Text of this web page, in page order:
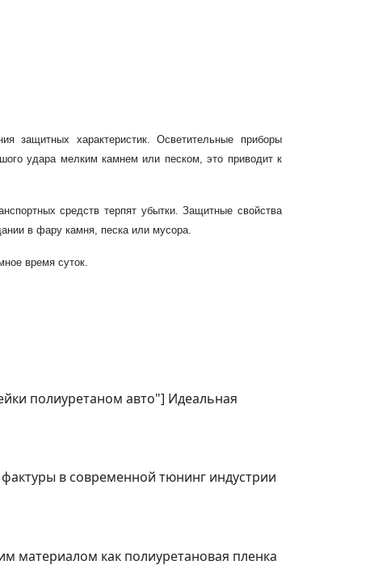
защитных характеристик. Осветительные приборы
удара мелким камнем или песком, это приводит к
средств терпят убытки. Защитные свойства
в фару камня, песка или мусора.
время суток.
полиуретаном авто"] Идеальная
в современной тюнинг индустрии
материалом как полиуретановая пленка